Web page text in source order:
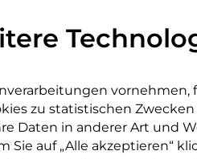
vornehmen,
zu statistischen
Daten in anderer Art und
auf „Alle akzeptieren“
mit Glow
€ 29,90 15 ml
€ 1.993,33 pro 1 l
sofort lieferbar